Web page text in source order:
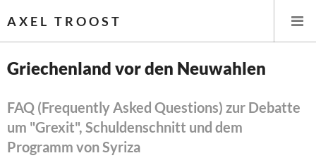
AXEL TROOST
Themen
Griechenland vor den Neuwahlen
FAQ (Frequently Asked Questions) zur Debatte
um "Grexit", Schuldenschnitt und dem
Programm von Syriza